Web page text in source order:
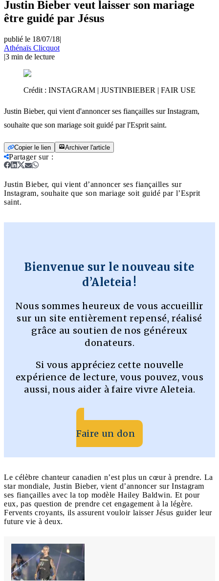
Justin Bieber veut laisser son mariage
être guidé par Jésus
publié le 18/07/18|
Athénaïs Clicquot
|3 min de lecture
Crédit : INSTAGRAM | JUSTINBIEBER | FAIR USE
Justin Bieber, qui vient d'annoncer ses fiançailles sur Instagram,
souhaite que son mariage soit guidé par l'Esprit saint.
Copier le lien Archiver l'article
Partager sur:
Justin Bieber, qui vient d’annoncer ses fiançailles sur
Instagram, souhaite que son mariage soit guidé par l’Esprit
saint.
Bienvenue sur le nouveau site
d’Aleteia !
Nous sommes heureux de vous accueillir
sur un site entièrement repensé, réalisé
grâce au soutien de nos généreux
donateurs.
Si vous appréciez cette nouvelle
expérience de lecture, vous pouvez, vous
aussi, nous aider à faire vivre Aleteia.
Faire un don
Le célèbre chanteur canadien n’est plus un cœur à prendre. La
star mondiale, Justin Bieber, vient d’annoncer sur Instagram
ses fiançailles avec la top modèle Hailey Baldwin. Et pour
eux, pas question de prendre cet engagement à la légère.
Fervents croyants, ils assurent vouloir laisser Jésus guider leur
future vie à deux.